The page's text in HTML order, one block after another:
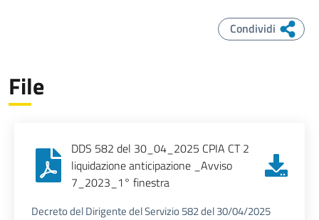
Condividi
File
DDS 582 del 30_04_2025 CPIA CT 2
liquidazione anticipazione _Avviso
7_2023_1° finestra
Decreto del Dirigente del Servizio 582 del 30/04/2025